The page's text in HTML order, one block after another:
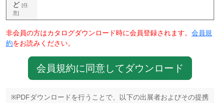
ど [任
意]
非会員の方はカタログダウンロード時に会員登録されます。 会員規
約をお読みください。
会員規約に同意してダウンロード
※PDFダウンロードを行うことで、以下の出展者およびその提携